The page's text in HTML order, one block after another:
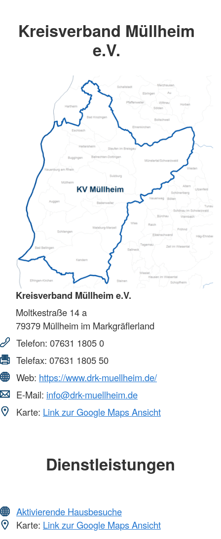
Kreisverband Müllheim
e.V.
Kreisverband Müllheim e.V.
Moltkestraße 14 a
79379 Müllheim im Markgräflerland
Telefon: 07631 1805 0
Telefax: 07631 1805 50
Web: https://www.drk-muellheim.de/
E-Mail: info@drk-muellheim.de
Karte: Link zur Google Maps Ansicht
Dienstleistungen
Aktivierende Hausbesuche
Karte: Link zur Google Maps Ansicht